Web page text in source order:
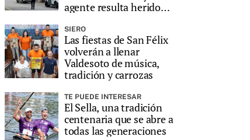
agente resulta herido
SIERO
Las fiestas de San Félix
volverán a llenar
Valdesoto de música,
tradición y carrozas
TE PUEDE INTERESAR
El Sella, una tradición
centenaria que se abre a
todas las generaciones